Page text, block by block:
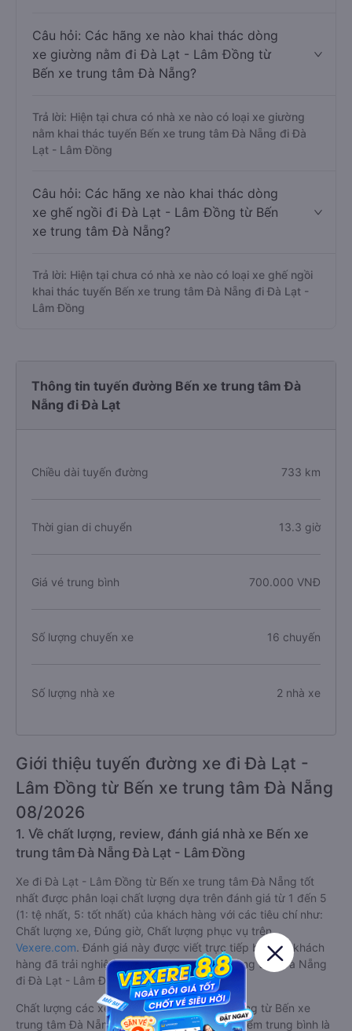
Câu hỏi: Các hãng xe nào khai thác dòng
xe giường nằm đi Đà Lạt - Lâm Đồng từ
Bến xe trung tâm Đà Nẵng?
Trả lời: Hiện tại chưa có nhà xe nào có loại xe giường
nằm khai thác tuyến Bến xe trung tâm Đà Nẵng đi Đà
Lạt - Lâm Đồng
Câu hỏi: Các hãng xe nào khai thác dòng
xe ghế ngồi đi Đà Lạt - Lâm Đồng từ Bến
xe trung tâm Đà Nẵng?
Trả lời: Hiện tại chưa có nhà xe nào có loại xe ghế ngồi
khai thác tuyến Bến xe trung tâm Đà Nẵng đi Đà Lạt -
Lâm Đồng
Thông tin tuyến đường Bến xe trung tâm Đà
Nẵng đi Đà Lạt
Chiều dài tuyến đường 733 km
Thời gian di chuyển 13.3 giờ
Giá vé trung bình 700.000 VNĐ
Số lượng chuyến xe 16 chuyến
Số lượng nhà xe 2 nhà xe
Giới thiệu tuyến đường xe đi Đà Lạt -
Lâm Đồng từ Bến xe trung tâm Đà Nẵng
08/2026
1. Về chất lượng, review, đánh giá nhà xe Bến xe
trung tâm Đà Nẵng Đà Lạt - Lâm Đồng
Xe đi Đà Lạt - Lâm Đồng từ Bến xe trung tâm Đà Nẵng tốt
nhất được phân loại chất lượng dựa trên đánh giá từ 1 đến 5
(1: tệ nhất, 5: tốt nhất) của khách hàng với các tiêu chí như:
Chất lượng xe, Đúng giờ, Chất lượng phục vụ trên
Vexere.com. Đánh giá này được viết trực tiếp bởi các khách
hàng đã trải nghiệm các hãng Xe Bến xe trung tâm Đà Nẵng
đi Đà Lạt - Lâm Đồng.
Chất lượng các xe khách đi Đà Lạt - Lâm Đồng từ Bến xe
trung tâm Đà Nẵng được đánh giá 4.3, với điểm trung bình là